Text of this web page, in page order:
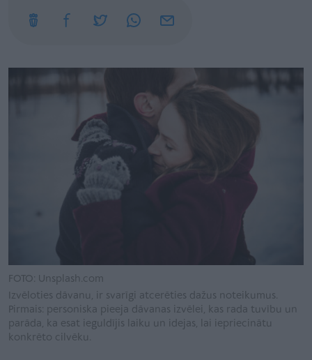
FOTO: Unsplash.com
Izvēloties dāvanu, ir svarīgi atcerēties dažus noteikumus.
Pirmais: personiska pieeja dāvanas izvēlei, kas rada tuvību un
parāda, ka esat ieguldījis laiku un idejas, lai iepriecinātu
konkrēto cilvēku.